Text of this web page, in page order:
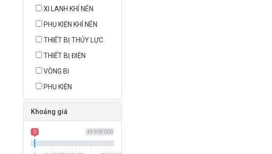
XI LANH KHÍ NÉN
PHỤ KIỆN KHÍ NÉN
THIẾT BỊ THỦY LỰC
THIẾT BỊ ĐIỆN
VÒNG BI
PHỤ KIỆN
Khoảng giá
49 900 000
0